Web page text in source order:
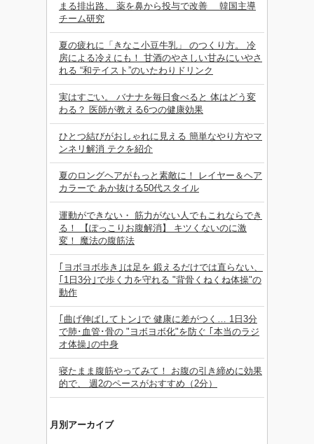
まる排出路、 薬を鼻から投与で改善 韓国主導
チーム研究
夏の疲れに「きなこ小豆牛乳」 のつくり方。 冷
房による冷えにも！ 甘酒のやさしい甘みにいやさ
れる “和テイスト”のいたわりドリンク
実はすごい。 バナナを毎日食べると 体はどう変
わる？ 医師が教える6つの健康効果
ひとつ結びがおしゃれに見える 簡単なやり方やマ
ンネリ解消 テクを紹介
夏のロングヘアがもっと素敵に！ レイヤー＆ヘア
カラーで あか抜ける50代スタイル
運動ができない・ 筋力がない人でもこれならでき
る！ 【ぽっこりお腹解消】 キツくないのに激
変！ 魔法の腹筋法
｢ヨボヨボ歩き｣は足を 鍛えるだけでは直らない、
｢1日3分｣で歩く力を守れる "背骨くねくね体操"の
動作
｢曲げ伸ばしてトン｣で 健康に差がつく… 1日3分
で肺･血管･骨の "ヨボヨボ化"を防ぐ ｢本当のラジ
オ体操｣の中身
寝たまま腹筋やってみて！ お腹の引き締めに効果
的で、 週2のペースがおすすめ（2分）
月別アーカイブ